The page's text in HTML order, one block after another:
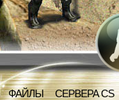
ФАЙЛЫ СЕРВЕРА CS